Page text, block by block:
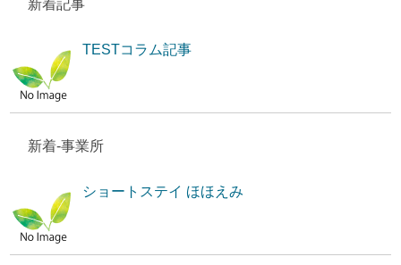
新着記事
TESTコラム記事
新着-事業所
ショートステイ ほほえみ